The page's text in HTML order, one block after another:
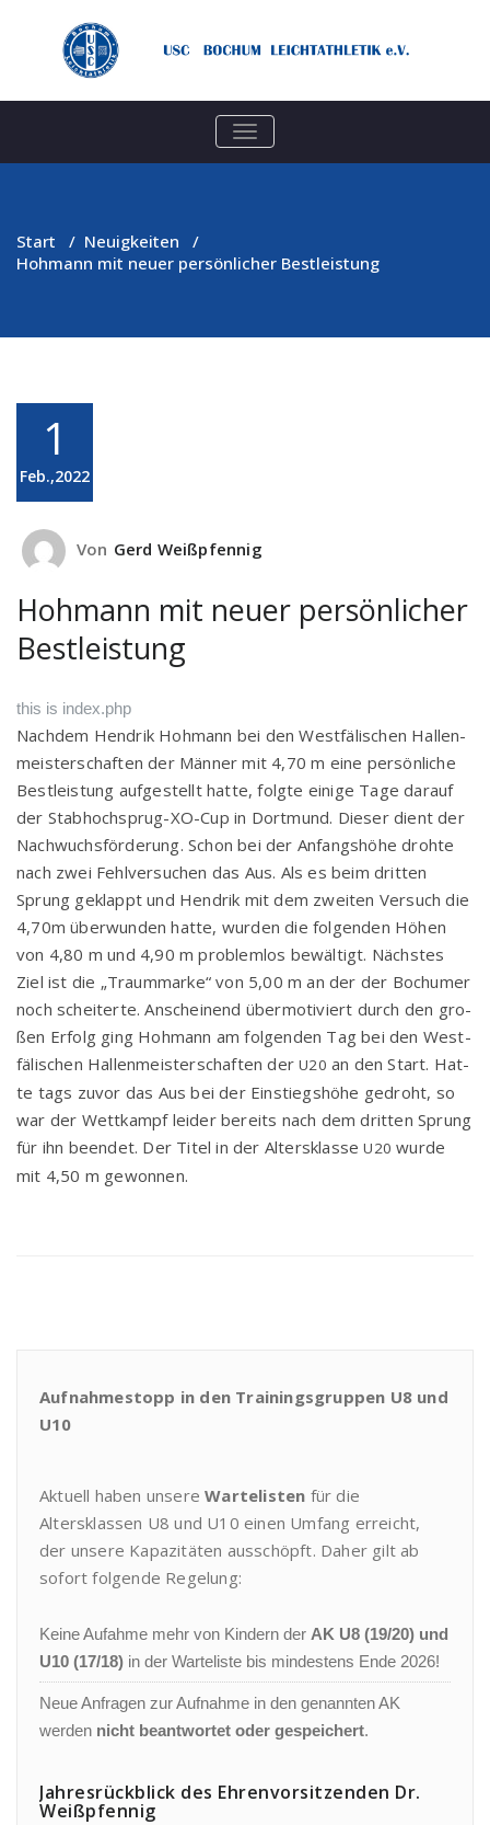
TOGGLE
NAVIGATION
Start / Neuigkeiten /
Hohmann mit neuer persönlicher Bestleistung
1
Feb.,2022
Von Gerd Weißpfennig
Hohmann mit neuer persönlicher
Bestleistung
this is index.php
Nach­dem Hen­drik Hoh­mann bei den West­fä­li­schen Hal­len­
meis­ter­schaf­ten der Män­ner mit 4,70 m eine per­sön­li­che
Best­leis­tung auf­ge­stellt hat­te, folg­te eini­ge Tage dar­auf
der Stab­hoch­sprug-XO-Cup in Dort­mund. Die­ser dient der
Nach­wuchs­för­de­rung. Schon bei der Anfangs­hö­he droh­te
nach zwei Fehl­ver­su­chen das Aus. Als es beim drit­ten
Sprung geklappt und Hen­drik mit dem zwei­ten Ver­such die
4,70m über­wun­den hat­te, wur­den die fol­gen­den Höhen
von 4,80 m und 4,90 m pro­blem­los bewäl­tigt. Nächs­tes
Ziel ist die „Traum­mar­ke“ von 5,00 m an der der Bochu­mer
noch schei­ter­te. Anschei­nend über­mo­ti­viert durch den gro­
ßen Erfolg ging Hoh­mann am fol­gen­den Tag bei den West­
fä­li­schen Hal­len­meis­ter­schaf­ten derU20 an den Start. Hat­
te tags zuvor das Aus bei der Ein­stiegs­hö­he gedroht, so
war der Wett­kampf lei­der bereits nach dem drit­ten Sprung
für ihn been­det. Der Titel in der Alters­klas­seU20 wur­de
mit 4,50 m gewonnen.
Aufnahmestopp in den Trainingsgruppen U8 und
U10
Aktuell haben unsereWartelisten für die
Altersklassen U8 und U10 einen Umfang erreicht,
der unsere Kapazitäten ausschöpft. Daher gilt ab
sofort folgende Regelung:
Keine Aufahme mehr von Kindern der AK U8 (19/20) und
U10 (17/18) in der Warteliste bis mindestens Ende 2026!
Neue Anfragen zur Aufnahme in den genannten AK
werden nicht beantwortet oder gespeichert.
Jahresrückblick des Ehrenvorsitzenden Dr.
Weißpfennig